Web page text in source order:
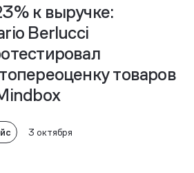
к выручке:
Berlucci
товаров
3 октября